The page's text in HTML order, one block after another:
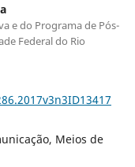
e do Programa de Pós-
Federal do Rio
Meios de